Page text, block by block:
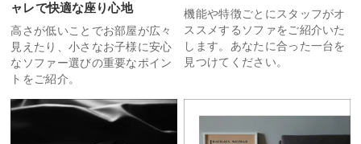
ャレで快適な座り心地
高さが低いことでお部屋が広々
見えたり、小さなお子様に安心
なソファー選びの重要なポイン
トをご紹介。
機能や特徴ごとにスタッフがオ
ススメするソファをご紹介いた
します。あなたに合った一台を
見つけてください。